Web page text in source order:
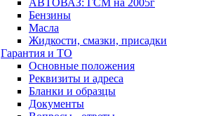
АВТОВАЗ: ГСМ на 2005г
Бензины
Масла
Жидкости, смазки, присадки
Гарантия и ТО
Основные положения
Реквизиты и адреса
Бланки и образцы
Документы